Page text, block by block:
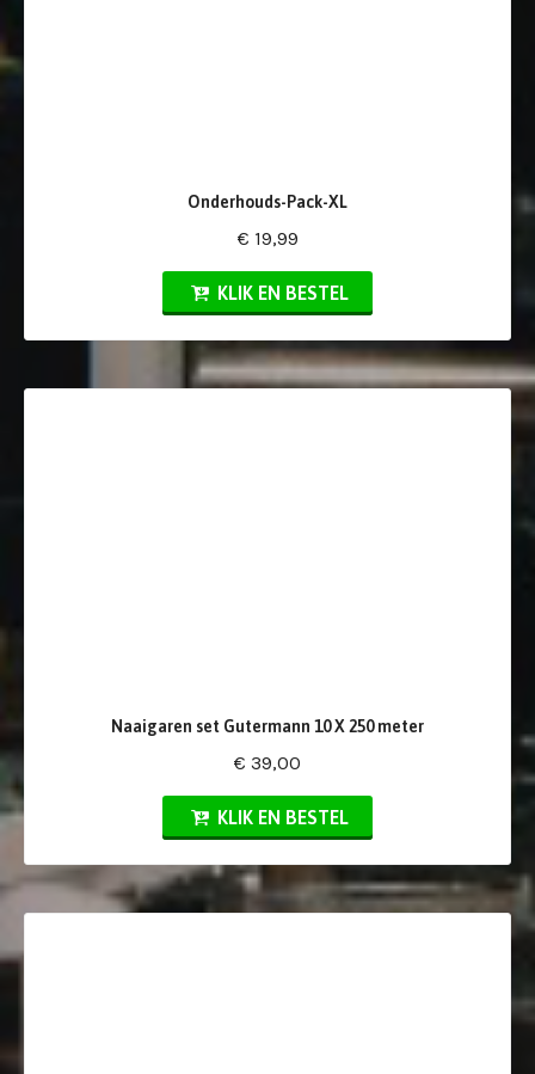
Onderhouds-Pack-XL
€ 19,99
KLIK EN BESTEL
Naaigaren set Gutermann 10 X 250 meter
€ 39,00
KLIK EN BESTEL